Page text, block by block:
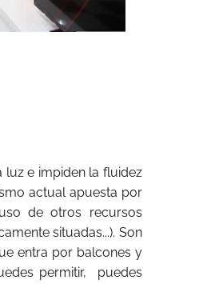
luz e impiden la fluidez
actual apuesta por
de otros recursos
situadas...). Son
entra por balcones y
permitir, puedes